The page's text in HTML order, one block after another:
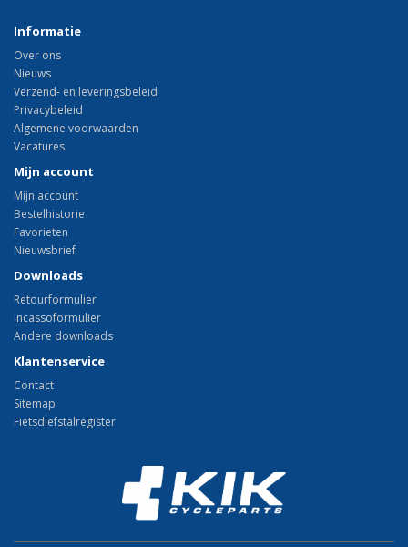
Informatie
Over ons
Nieuws
Verzend- en leveringsbeleid
Privacybeleid
Algemene voorwaarden
Vacatures
Mijn account
Mijn account
Bestelhistorie
Favorieten
Nieuwsbrief
Downloads
Retourformulier
Incassoformulier
Andere downloads
Klantenservice
Contact
Sitemap
Fietsdiefstalregister